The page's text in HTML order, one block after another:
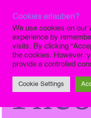
Die
Cookies erlauben?
We use cookies on our
experience by
visits. By clicking
the cookies. However,
provide a controlled
Cookie Settings